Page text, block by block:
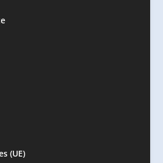
(UE)